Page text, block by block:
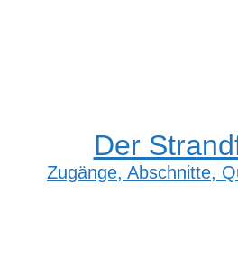
Der
Zugänge, Abschnitte,